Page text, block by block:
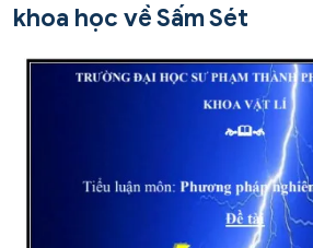
khoa học về Sấm Sét